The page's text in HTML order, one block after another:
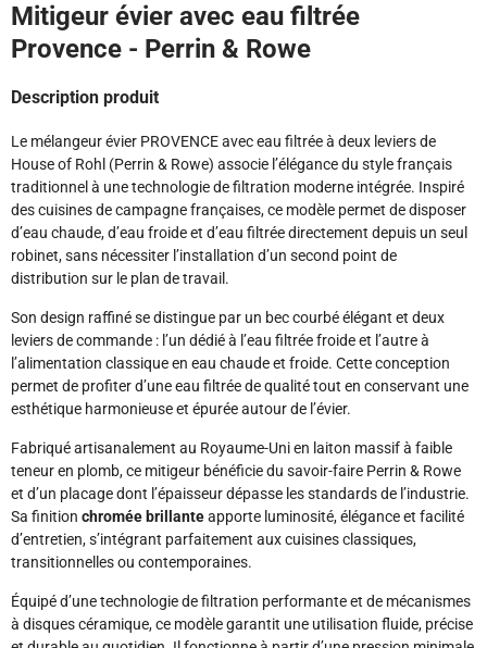
Mitigeur évier avec eau filtrée
Provence - Perrin & Rowe
Description produit
Le mélangeur évier PROVENCE avec eau filtrée à deux leviers de
House of Rohl (Perrin & Rowe) associe l’élégance du style français
traditionnel à une technologie de filtration moderne intégrée. Inspiré
des cuisines de campagne françaises, ce modèle permet de disposer
d’eau chaude, d’eau froide et d’eau filtrée directement depuis un seul
robinet, sans nécessiter l’installation d’un second point de
distribution sur le plan de travail.
Son design raffiné se distingue par un bec courbé élégant et deux
leviers de commande : l’un dédié à l’eau filtrée froide et l’autre à
l’alimentation classique en eau chaude et froide. Cette conception
permet de profiter d’une eau filtrée de qualité tout en conservant une
esthétique harmonieuse et épurée autour de l’évier.
Fabriqué artisanalement au Royaume-Uni en laiton massif à faible
teneur en plomb, ce mitigeur bénéficie du savoir-faire Perrin & Rowe
et d’un placage dont l’épaisseur dépasse les standards de l’industrie.
Sa finition chromée brillanteapporte luminosité, élégance et facilité
d’entretien, s’intégrant parfaitement aux cuisines classiques,
transitionnelles ou contemporaines.
Équipé d’une technologie de filtration performante et de mécanismes
à disques céramique, ce modèle garantit une utilisation fluide, précise